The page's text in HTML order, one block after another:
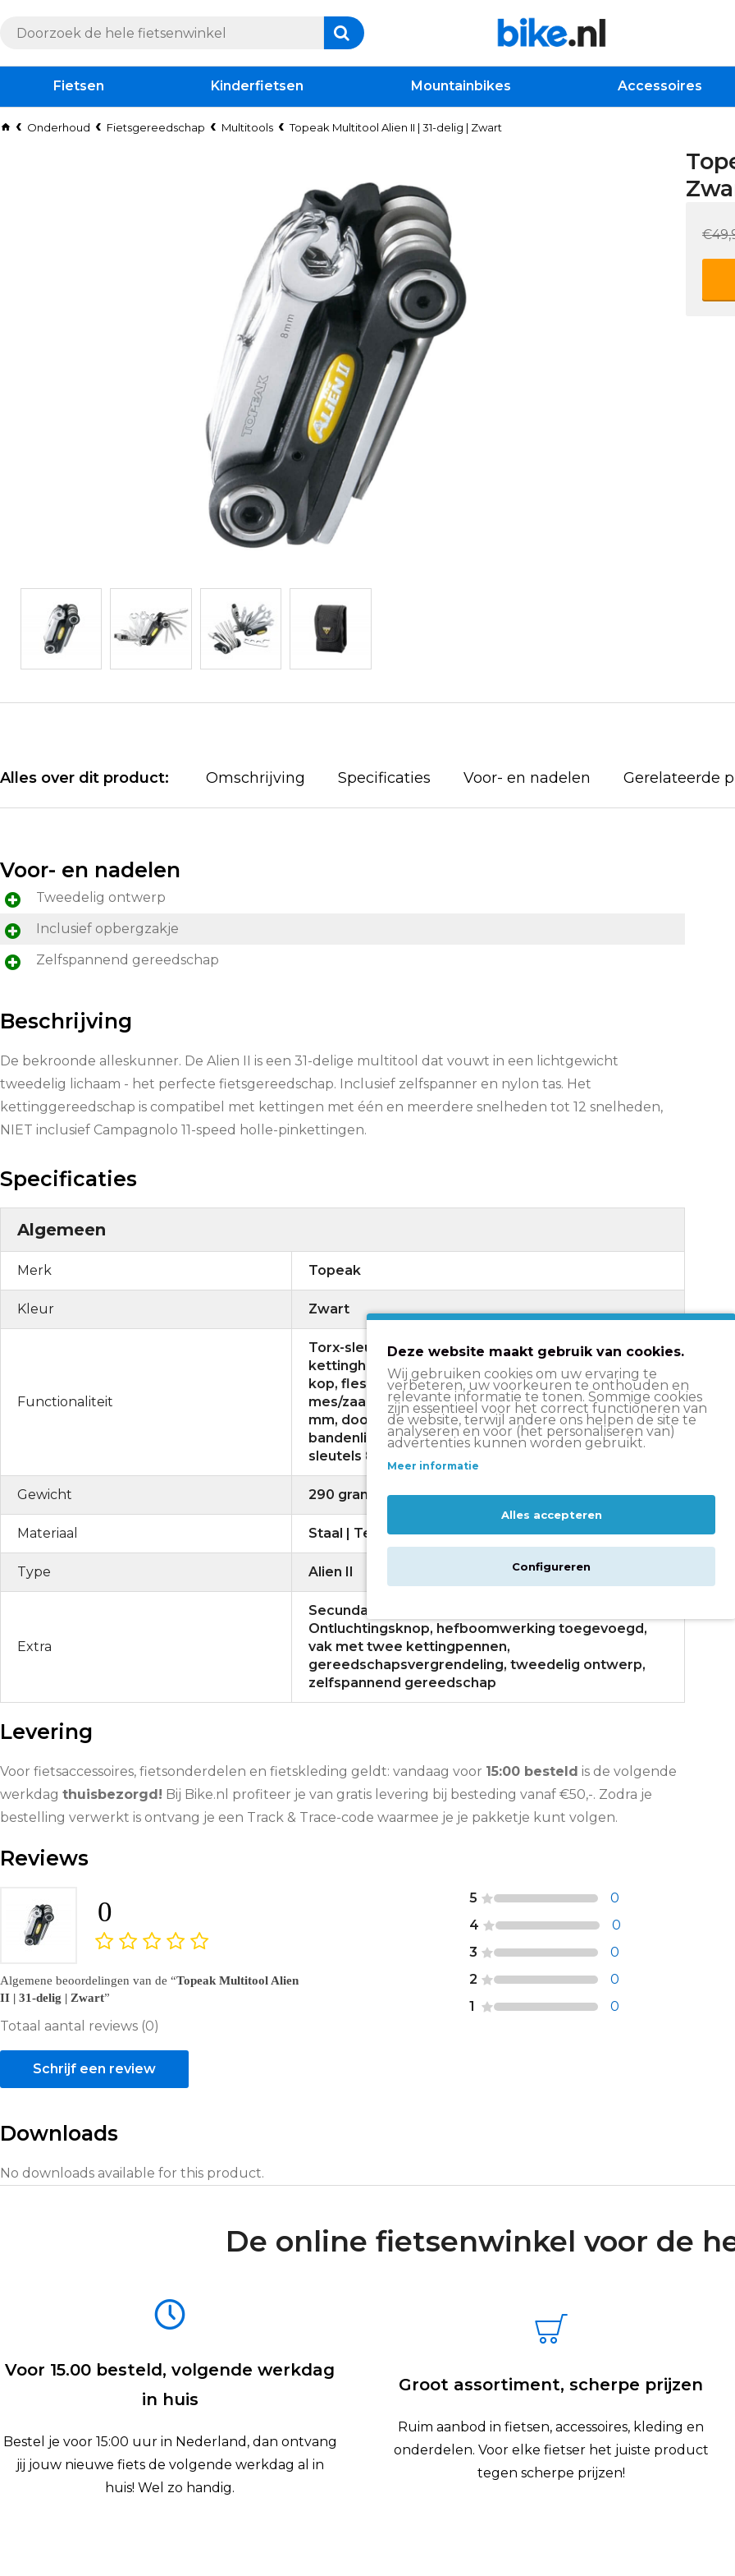
Fietsen Kinderfietsen Mountainbikes Accessoires
Onderhoud Fietsgereedschap Multitools Topeak Multitool Alien II | 31-delig | Zwart
Alles over dit product: Omschrijving Specificaties Voor- en nadelen Gerelateerde
Voor- en nadelen
Tweedelig ontwerp
Inclusief opbergzakje
Zelfspannend gereedschap
Beschrijving
De bekroonde alleskunner. De Alien II is een 31-delige multitool dat vouwt in een lichtgewicht
tweedelig lichaam - het perfecte fietsgereedschap. Inclusief zelfspanner en nylon tas. Het
kettinggereedschap is compatibel met kettingen met één en meerdere snelheden tot 12 snelheden,
NIET inclusief Campagnolo 11-speed holle-pinkettingen.
Specificaties
Algemeen
Merk Topeak
Kleur Zwart
Functionaliteit
Torx-sleutel T25, spaaksleutels 14G/15G,
kettinghaak, schroevendraaiers #2 kruiskop/platte
kop, flesopener, pedaalsleutel Mini, gekarteld
mes/zaag, inbussleutels 2-L / 2.5 / 3 / 4 / 5 / 6 / 8 / 10
mm, doossleutel 9 mm, kettinggereedschap, twee
bandenlichters geïntegreerd in body, mes, open
sleutels 8 / 10 / 15 mm
Gewicht 290 gram
Materiaal Staal | Technische kwaliteit polymeer
Type Alien II
Extra
Secundaire kettingschakel, kettingpenbreker
Ontluchtingsknop, hefboomwerking toegevoegd,
vak met twee kettingpennen,
gereedschapsvergrendeling, tweedelig ontwerp,
zelfspannend gereedschap
Levering
Voor fietsaccessoires, fietsonderdelen en fietskleding geldt: vandaag voor 15:00 besteld is de volgende
werkdag thuisbezorgd! Bij Bike.nl profiteer je van gratis levering bij besteding vanaf €50,-. Zodra je
bestelling verwerkt is ontvang je een Track & Trace-code waarmee je je pakketje kunt volgen.
Reviews
0
Algemene beoordelingen van de
Topeak Multitool Alien
II | 31-delig | Zwart
Totaal aantal reviews (0)
5
0
4
0
3
0
2
0
1
0
Schrijf een review
Downloads
No downloads available for this product.
De online fietsenwinkel voor de
Voor 15.00 besteld, volgende werkdag
in huis
Bestel je voor 15:00 uur in Nederland, dan ontvang
jij jouw nieuwe fiets de volgende werkdag al in
huis! Wel zo handig.
Groot assortiment, scherpe prijzen
Ruim aanbod in fietsen, accessoires, kleding en
onderdelen. Voor elke fietser het juiste product
tegen scherpe prijzen!
Deze website maakt gebruik van cookies.
Wij gebruiken cookies om uw ervaring te
verbeteren, uw voorkeuren te onthouden en
relevante informatie te tonen. Sommige cookies
zijn essentieel voor het correct functioneren van
de website, terwijl andere ons helpen de site te
analyseren en voor (het personaliseren van)
advertenties kunnen worden gebruikt.
Meer informatie
Alles accepteren
Configureren